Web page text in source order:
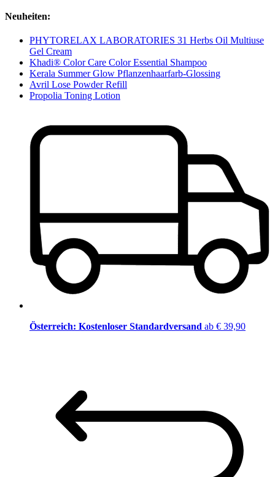
Neuheiten:
PHYTORELAX LABORATORIES 31 Herbs Oil Multiuse
Gel Cream
Khadi® Color Care Color Essential Shampoo
Kerala Summer Glow Pflanzenhaarfarb-Glossing
Avril Lose Powder Refill
Propolia Toning Lotion
Österreich: Kostenloser Standardversand ab € 39,90